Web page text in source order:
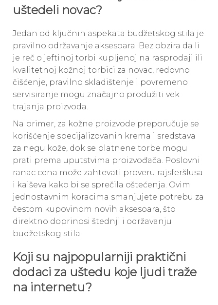
uštedeli novac?
Jedan od ključnih aspekata budžetskog stila je
pravilno održavanje aksesoara. Bez obzira da li
je reč o jeftinoj torbi kupljenoj na rasprodaji ili
kvalitetnoj kožnoj torbici za novac, redovno
čišćenje, pravilno skladištenje i povremeno
servisiranje mogu značajno produžiti vek
trajanja proizvoda.
Na primer, za kožne proizvode preporučuje se
korišćenje specijalizovanih krema i sredstava
za negu kože, dok se platnene torbe mogu
prati prema uputstvima proizvođača. Poslovni
ranac cena može zahtevati proveru rajsferšlusa
i kaiševa kako bi se sprečila oštećenja. Ovim
jednostavnim koracima smanjujete potrebu za
čestom kupovinom novih aksesoara, što
direktno doprinosi štednji i održavanju
budžetskog stila.
Koji su najpopularniji praktični
dodaci za uštedu koje ljudi traže
na internetu?